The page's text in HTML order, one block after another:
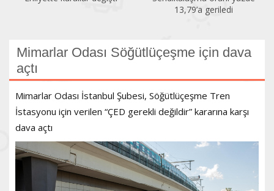
13,79’a geriledi
Mimarlar Odası Söğütlüçeşme için dava
açtı
Mimarlar Odası İstanbul Şubesi, Söğütlüçeşme Tren
İstasyonu için verilen “ÇED gerekli değildir” kararına karşı
dava açtı